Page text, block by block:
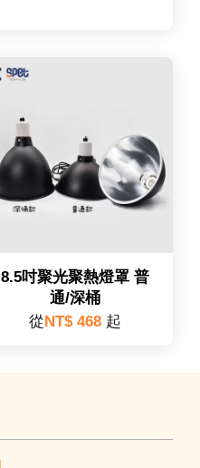
8.5吋聚光聚熱燈罩 普
通/深桶
從NT$ 468 起